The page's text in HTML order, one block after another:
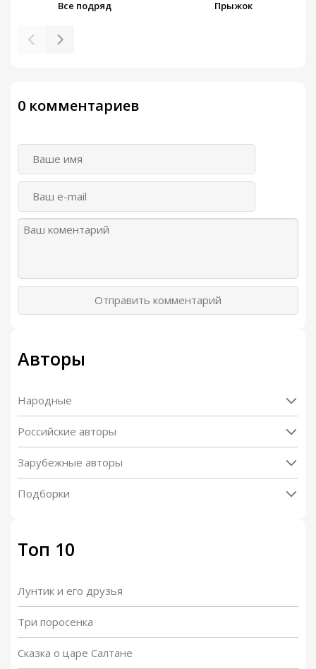
Все подряд Прыжок
0 комментариев
Отправить комментарий
Авторы
Народные
Российские авторы
Зарубежные авторы
Подборки
Топ 10
Лунтик и его друзья
Три поросенка
Сказка о царе Салтане